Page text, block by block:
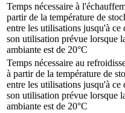
Temps nécessaire à
partir de la température de
entre les utilisations jusqu'à
son utilisation prévue lorsque
ambiante est de 20°C
Temps nécessaire au
à partir de la température de
entre les utilisations jusqu'à
son utilisation prévue lorsque
ambiante est de 20°C